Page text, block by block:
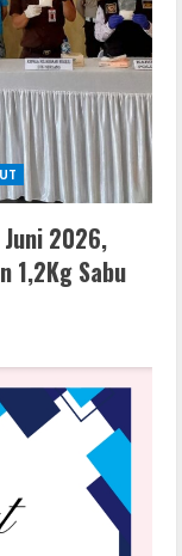
2026,
1,2Kg Sabu